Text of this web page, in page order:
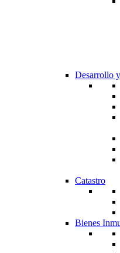
Desarrollo
Catastro
Bienes